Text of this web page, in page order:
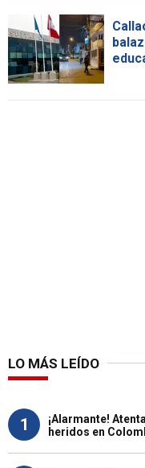
LO MÁS LEÍDO
1
¡Alarmante!
heridos en